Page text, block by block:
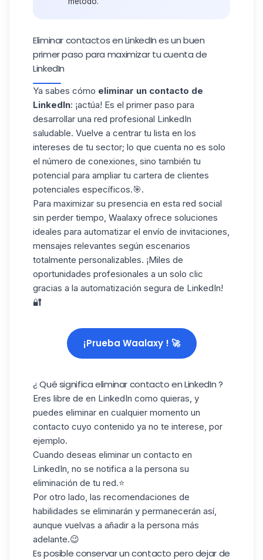
Eliminar contactos en LinkedIn​ es un buen
primer paso para maximizar tu cuenta de
LinkedIn
Ya sabes cómo eliminar un contacto de
LinkedIn: ¡actúa! Es el primer paso para
desarrollar una red profesional LinkedIn
saludable. Vuelve a centrar tu lista en los
intereses de tu sector; lo que cuenta no es solo
el número de conexiones, sino también tu
potencial para ampliar tu cartera de clientes
potenciales específicos.🎯.
Para maximizar su presencia en esta red social
sin perder tiempo, Waalaxy ofrece soluciones
ideales para automatizar el envío de invitaciones,
mensajes relevantes según escenarios
totalmente personalizables. ¡Miles de
oportunidades profesionales a un solo clic
gracias a la automatización segura de LinkedIn!
🔐
¡Prueba Waalaxy ! 🚀
¿ Qué significa eliminar contacto en LinkedIn ?
Eres libre de en LinkedIn como quieras, y
puedes eliminar en cualquier momento un
contacto cuyo contenido ya no te interese, por
ejemplo.
Cuando deseas eliminar un contacto en
LinkedIn, no se notifica a la persona su
eliminación de tu red.⭐️
Por otro lado, las recomendaciones de
habilidades se eliminarán y permanecerán así,
aunque vuelvas a añadir a la persona más
adelante.😉
Es posible conservar un contacto pero dejar de